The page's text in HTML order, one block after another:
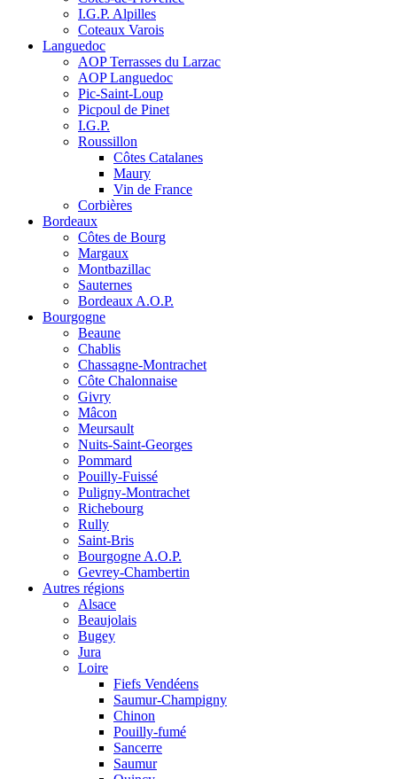
I.G.P. Alpilles
Coteaux Varois
Languedoc
AOP Terrasses du Larzac
AOP Languedoc
Pic-Saint-Loup
Picpoul de Pinet
I.G.P.
Roussillon
Côtes Catalanes
Maury
Vin de France
Corbières
Bordeaux
Côtes de Bourg
Margaux
Montbazillac
Sauternes
Bordeaux A.O.P.
Bourgogne
Beaune
Chablis
Chassagne-Montrachet
Côte Chalonnaise
Givry
Mâcon
Meursault
Nuits-Saint-Georges
Pommard
Pouilly-Fuissé
Puligny-Montrachet
Richebourg
Rully
Saint-Bris
Bourgogne A.O.P.
Gevrey-Chambertin
Autres régions
Alsace
Beaujolais
Bugey
Jura
Loire
Fiefs Vendéens
Saumur-Champigny
Chinon
Pouilly-fumé
Sancerre
Saumur